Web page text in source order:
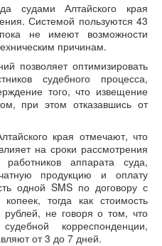
судами Алтайского края
Системой пользуются 43
не имеют возможности
причинам.
позволяет оптимизировать
судебного процесса,
того, что извещение
при этом отказавшись от
края отмечают, что
на сроки рассмотрения
аппарата суда,
продукцию и оплату
одной SMS по договору с
тогда как стоимость
рублей, не говоря о том, что
корреспонденции,
от 3 до 7 дней.